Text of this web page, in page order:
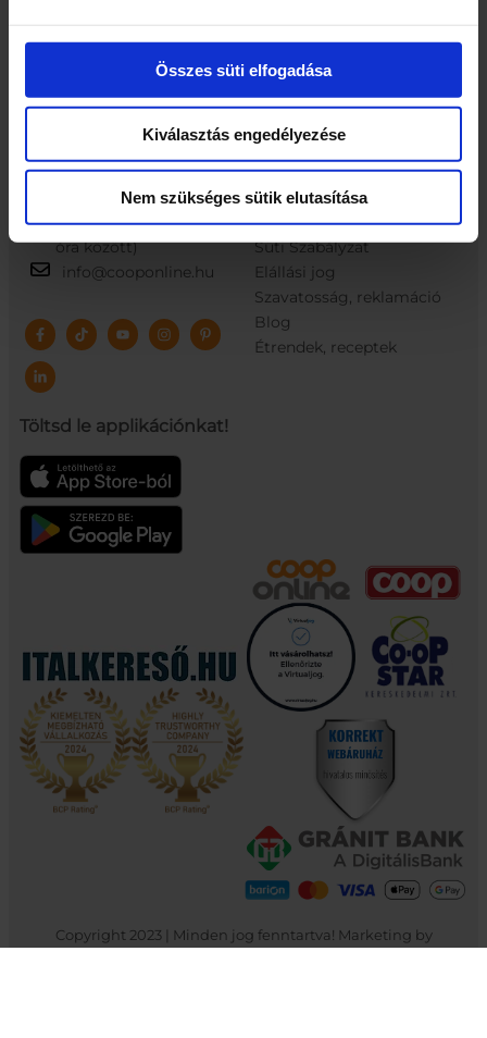
Összes süti elfogadása
Kiválasztás engedélyezése
Nem szükséges sütik elutasítása
Elérhetőségek
5100 Jászberény,
Szabadság tér 3.
+36 (30) 016-2359
(munkanapokon 10-16
óra között)
info@cooponline.hu
Töltsd le applikációnkat!
Információk
GYIK
ÁSZF
Adatvédelem
Utánvét Ellenőr kivonat
Süti Szabályzat
Elállási jog
Szavatosság, reklamáció
Blog
Étrendek, receptek
Copyright 2023 | Minden jog fenntartva! Marketing by